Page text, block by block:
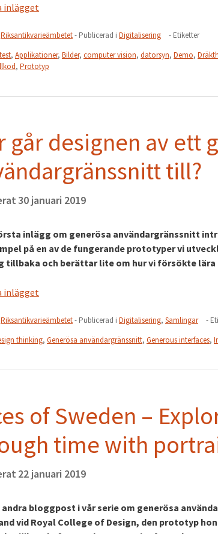
inlägget
Riksantikvarieämbetet- Publicerad i Digitalisering
- Etiketter
, Applikationer, Bilder, computer vision, datorsyn, Demo,
, Prototyp
går designen av ett
till?
30 januari 2019
inlägg om generösa användargränssnitt
på en av de fungerande prototyper vi
tillbaka och berättar lite om hur vi försökte
inlägget
Riksantikvarieämbetet- Publicerad i Digitalisering, Samlingar
-
thinking, Generösa användargränssnitt, Generous interfaces,
of Sweden –
time with
22 januari 2019
andra bloggpost i vår serie om generösa
vid Royal College of Design, den prototyp